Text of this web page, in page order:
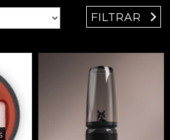
FILTRAR